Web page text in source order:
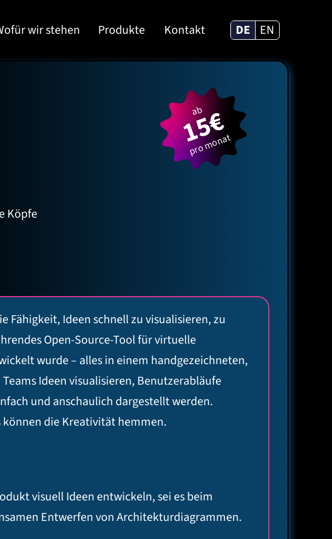
wir stehen Produkte Kontakt DE EN
Köpfe
ab
15€
pro monat
Fähigkeit, Ideen schnell zu visualisieren, zu
Open-Source-Tool für virtuelle
wurde – alles in einem handgezeichneten,
Ideen visualisieren, Benutzerabläufe
und anschaulich dargestellt werden.
die Kreativität hemmen.
visuell Ideen entwickeln, sei es beim
Entwerfen von Architekturdiagrammen.